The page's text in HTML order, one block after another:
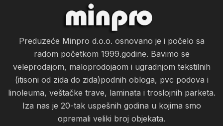
Preduzeće Minpro d.o.o. osnovano je i počelo sa
radom početkom 1999.godine. Bavimo se
veleprodajom, maloprodojaom i ugradnjom tekstilnih
(itisoni od zida do zida)podnih obloga, pvc podova i
linoleuma, veštačke trave, laminata i troslojnih parketa.
Iza nas je 20-tak uspešnih godina u kojima smo
opremali veliki broj objekata.